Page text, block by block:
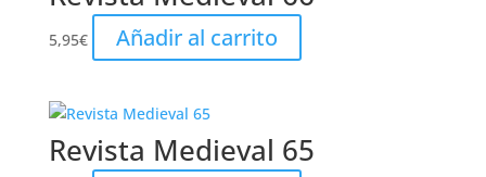
5,95€ Añadir al carrito
Revista Medieval 65